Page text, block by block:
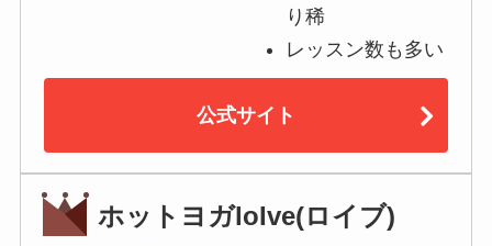
り稀
レッスン数も多い
公式サイト
ホットヨガloIve(ロイブ)